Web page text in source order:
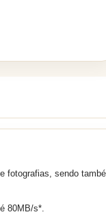
sendo
80MB/s*.